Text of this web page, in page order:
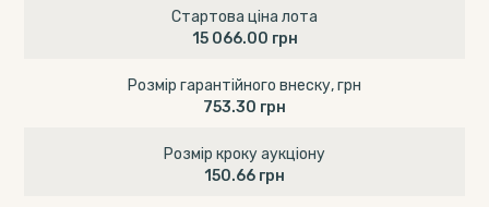
Стартова ціна лота
15 066.00 грн
Розмір гарантійного внеску, грн
753.30 грн
Розмір кроку аукціону
150.66 грн